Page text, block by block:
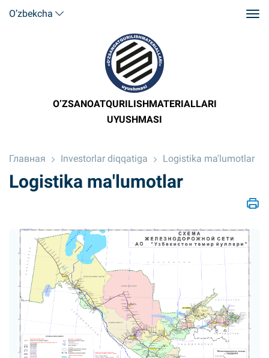
O’zbekcha
O’ZSANOATQURILISHMATERIALLARI
UYUSHMASI
Главная Investorlar diqqatiga Logistika ma'lumotlar
Logistika ma'lumotlar